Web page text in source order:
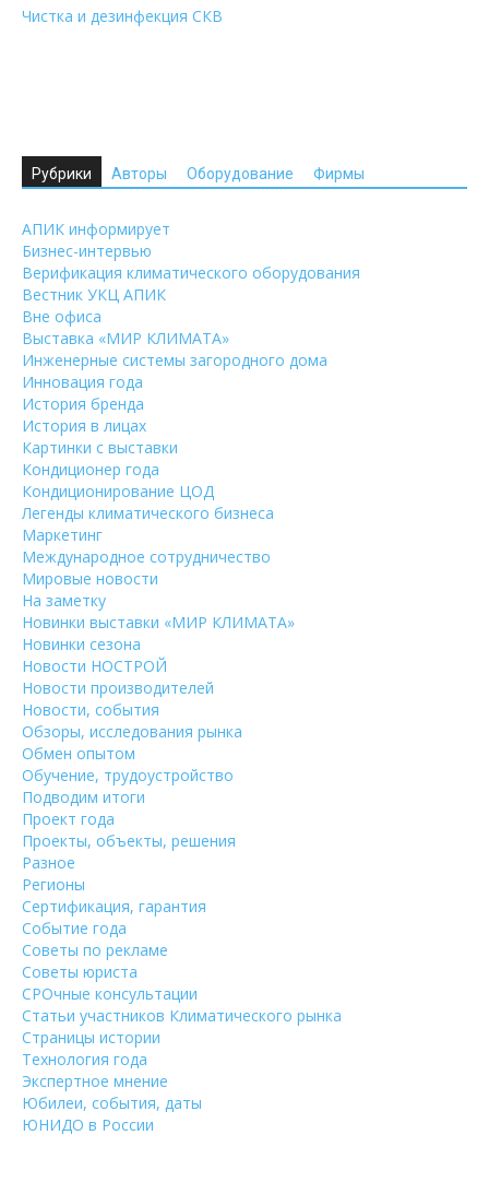
Чистка и дезинфекция СКВ
Рубрики Авторы Оборудование Фирмы
АПИК информирует
Бизнес-интервью
Верификация климатического оборудования
Вестник УКЦ АПИК
Вне офиса
Выставка «МИР КЛИМАТА»
Инженерные системы загородного дома
Инновация года
История бренда
История в лицах
Картинки с выставки
Кондиционер года
Кондиционирование ЦОД
Легенды климатического бизнеса
Маркетинг
Международное сотрудничество
Мировые новости
На заметку
Новинки выставки «МИР КЛИМАТА»
Новинки сезона
Новости НОСТРОЙ
Новости производителей
Новости, события
Обзоры, исследования рынка
Обмен опытом
Обучение, трудоустройство
Подводим итоги
Проект года
Проекты, объекты, решения
Разное
Регионы
Сертификация, гарантия
Событие года
Советы по рекламе
Советы юриста
СРОчные консультации
Статьи участников Климатического рынка
Страницы истории
Технология года
Экспертное мнение
Юбилеи, события, даты
ЮНИДО в России